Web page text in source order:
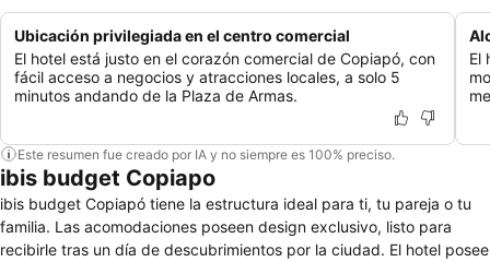
Ubicación privilegiada en el centro comercial
El hotel está justo en el corazón comercial de Copiapó, con
fácil acceso a negocios y atracciones locales, a solo 5
minutos andando de la Plaza de Armas.
El
Este resumen fue creado por IA y no siempre es 100% preciso.
ibis budget Copiapo
ibis budget Copiapó tiene la estructura ideal para ti, tu pareja o tu
familia. Las acomodaciones poseen design exclusivo, listo para
recibirle tras un día de descubrimientos por la ciudad. El hotel posee